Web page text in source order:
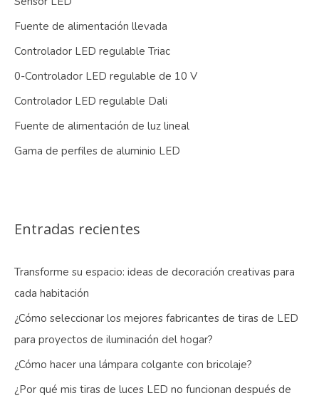
Fuente de alimentación llevada
Controlador LED regulable Triac
0-Controlador LED regulable de 10 V
Controlador LED regulable Dali
Fuente de alimentación de luz lineal
Gama de perfiles de aluminio LED
Entradas recientes
Transforme su espacio: ideas de decoración creativas para
cada habitación
¿Cómo seleccionar los mejores fabricantes de tiras de LED
para proyectos de iluminación del hogar?
¿Cómo hacer una lámpara colgante con bricolaje?
¿Por qué mis tiras de luces LED no funcionan después de